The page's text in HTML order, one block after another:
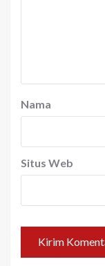
Nama
Situs Web